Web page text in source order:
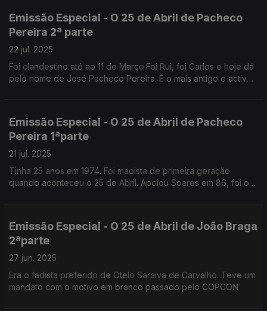
Emissão Especial - O 25 de Abril de Pacheco
Pereira 2ª parte
22 jul. 2025
Foi clandestino até ao 11 de Março.Foi Rui, foi Carlos e hoje dá
pelo nome de José Pacheco Pereira. É o mais antigo e activo
Emissão Especial - O 25 de Abril de Pacheco
Pereira 1ªparte
21 jul. 2025
Tinha 25 anos em 1974. Foi maoista de primeira geração
quando aconteceu o 25 de Abril. Apoiou Soares em 86, foi o
Emissão Especial - O 25 de Abril de João Braga
2ªparte
27 jun. 2025
Era o fadista preferido de Otelo Saraiva de Carvalho. Teve um
mandato com o motivo em branco passado pelo COPCON